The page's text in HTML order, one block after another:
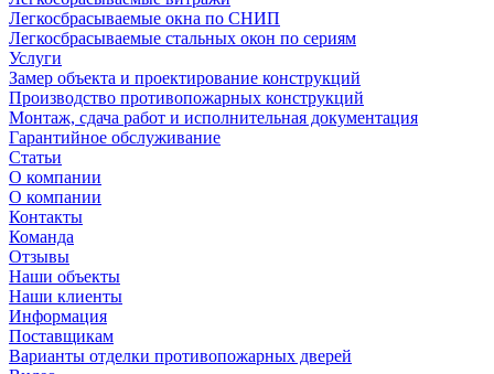
Легкосбрасываемые окна по СНИП
Легкосбрасываемые стальных окон по сериям
Услуги
Замер объекта и проектирование конструкций
Производство противопожарных конструкций
Монтаж, сдача работ и исполнительная документация
Гарантийное обслуживание
Статьи
О компании
О компании
Контакты
Команда
Отзывы
Наши объекты
Наши клиенты
Информация
Поставщикам
Варианты отделки противопожарных дверей